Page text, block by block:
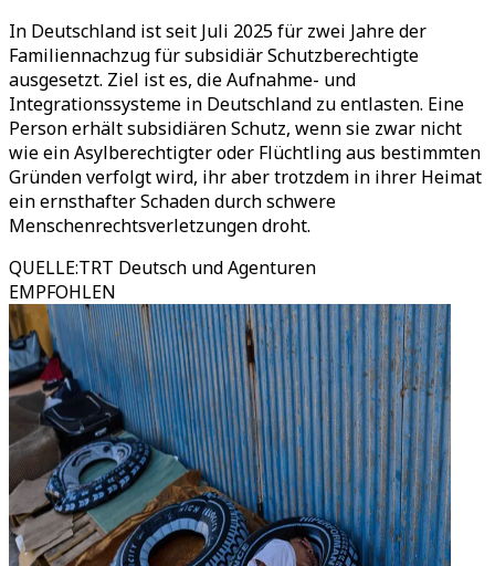
In Deutschland ist seit Juli 2025 für zwei Jahre der
Familiennachzug für subsidiär Schutzberechtigte
ausgesetzt. Ziel ist es, die Aufnahme- und
Integrationssysteme in Deutschland zu entlasten. Eine
Person erhält subsidiären Schutz, wenn sie zwar nicht
wie ein Asylberechtigter oder Flüchtling aus bestimmten
Gründen verfolgt wird, ihr aber trotzdem in ihrer Heimat
ein ernsthafter Schaden durch schwere
Menschenrechtsverletzungen droht.
QUELLE:TRT Deutsch und Agenturen
EMPFOHLEN